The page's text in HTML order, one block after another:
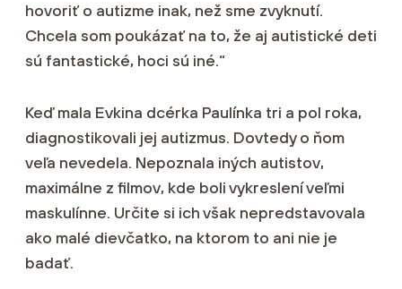
hovoriť o autizme inak, než sme zvyknutí.
Chcela som poukázať na to, že aj autistické deti
sú fantastické, hoci sú iné.“
Keď mala Evkina dcérka Paulínka tri a pol roka,
diagnostikovali jej autizmus. Dovtedy o ňom
veľa nevedela. Nepoznala iných autistov,
maximálne z filmov, kde boli vykreslení veľmi
maskulínne. Určite si ich však nepredstavovala
ako malé dievčatko, na ktorom to ani nie je
badať.